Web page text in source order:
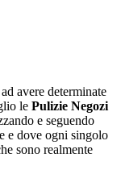
avere determinate
le Pulizie Negozi
e seguendo
e dove ogni singolo
sono realmente